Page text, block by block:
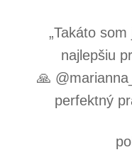
„Takáto
najlepšiu
🙏
perfektný